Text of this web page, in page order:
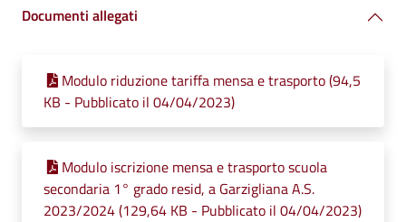
Documenti allegati
Modulo riduzione tariffa mensa e trasporto (94,5
KB - Pubblicato il 04/04/2023)
Modulo iscrizione mensa e trasporto scuola
secondaria 1° grado resid, a Garzigliana A.S.
2023/2024 (129,64 KB - Pubblicato il 04/04/2023)